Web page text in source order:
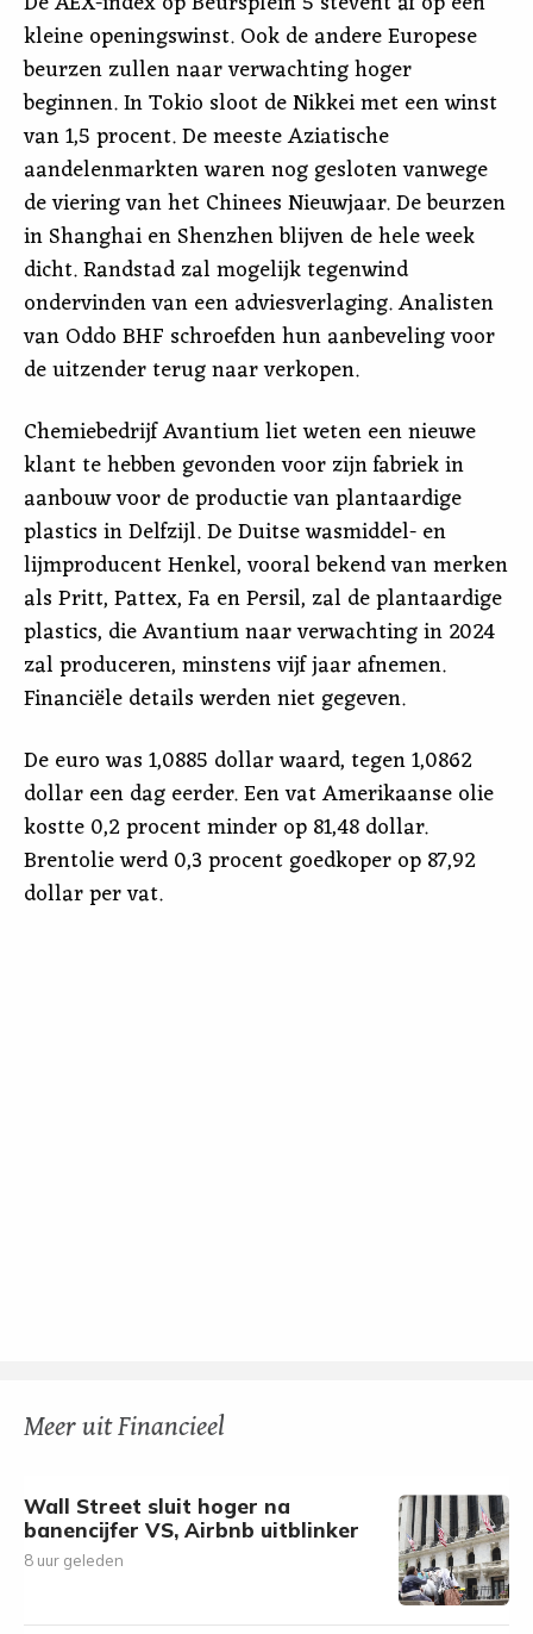
kleine openingswinst. Ook de andere Europese
beurzen zullen naar verwachting hoger
beginnen. In Tokio sloot de Nikkei met een winst
van 1,5 procent. De meeste Aziatische
aandelenmarkten waren nog gesloten vanwege
de viering van het Chinees Nieuwjaar. De beurzen
in Shanghai en Shenzhen blijven de hele week
dicht. Randstad zal mogelijk tegenwind
ondervinden van een adviesverlaging. Analisten
van Oddo BHF schroefden hun aanbeveling voor
de uitzender terug naar verkopen.
Chemiebedrijf Avantium liet weten een nieuwe
klant te hebben gevonden voor zijn fabriek in
aanbouw voor de productie van plantaardige
plastics in Delfzijl. De Duitse wasmiddel- en
lijmproducent Henkel, vooral bekend van merken
als Pritt, Pattex, Fa en Persil, zal de plantaardige
plastics, die Avantium naar verwachting in 2024
zal produceren, minstens vijf jaar afnemen.
Financiële details werden niet gegeven.
De euro was 1,0885 dollar waard, tegen 1,0862
dollar een dag eerder. Een vat Amerikaanse olie
kostte 0,2 procent minder op 81,48 dollar.
Brentolie werd 0,3 procent goedkoper op 87,92
dollar per vat.
Meer uit Financieel
Wall Street sluit hoger na
banencijfer VS, Airbnb uitblinker
8 uur geleden